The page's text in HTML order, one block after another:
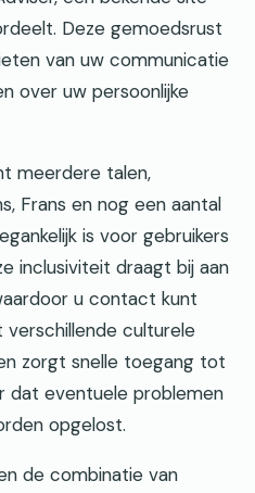
Deze gemoedsrust
van uw communicatie
over uw persoonlijke
meerdere talen,
Frans en nog een aantal
is voor gebruikers
inclusiviteit draagt bij aan
u contact kunt
culturele
zorgt snelle toegang tot
dat eventuele problemen
opgelost.
de combinatie van